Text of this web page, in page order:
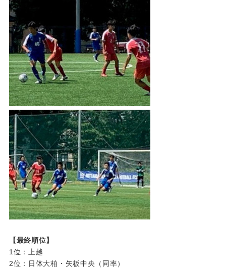
【最終順位】
1位：上越
2位：日体大柏・矢板中央（同率）